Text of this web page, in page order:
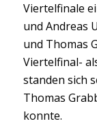
Viertelfinale
und Andreas
und Thomas
Viertelfinal-
standen sich
Thomas
konnte.